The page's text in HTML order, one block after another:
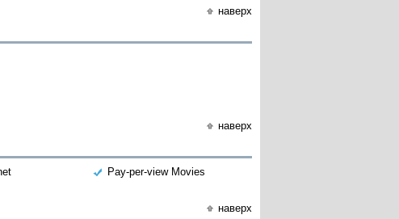
наверх
наверх
Pay-per-view Movies
наверх